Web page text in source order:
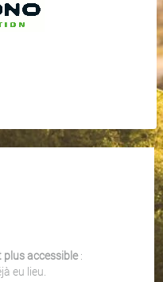
plus accessible:
eu lieu.